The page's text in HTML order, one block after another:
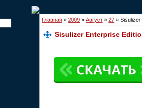
Главная » 2009 » Август » 27 » Sisulizer
Sisulizer Enterprise